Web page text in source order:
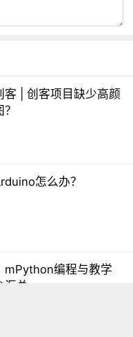
客 | 创客项目缺少高颜
怎么办？
mPython编程与教学
汇总